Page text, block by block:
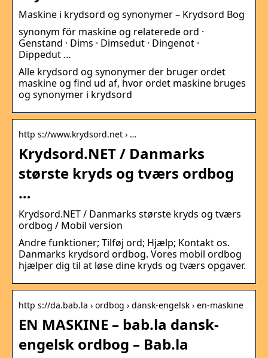
Maskine i krydsord og synonymer – Krydsord Bog
synonym för maskine og relaterede ord ·
Genstand · Dims · Dimsedut · Dingenot ·
Dippedut …
Alle krydsord og synonymer der bruger ordet
maskine og find ud af, hvor ordet maskine bruges
og synonymer i krydsord
http s://www.krydsord.net › …
Krydsord.NET / Danmarks
største kryds og tværs ordbog
…
Krydsord.NET / Danmarks største kryds og tværs
ordbog / Mobil version
Andre funktioner; Tilføj ord; Hjælp; Kontakt os.
Danmarks krydsord ordbog. Vores mobil ordbog
hjælper dig til at løse dine kryds og tværs opgaver.
http s://da.bab.la › ordbog › dansk-engelsk › en-maskine
EN MASKINE – bab.la dansk-
engelsk ordbog – Bab.la